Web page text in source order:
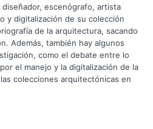
escenógrafo, artista
y digitalización de su colección
de la arquitectura, sacando
Además, también hay algunos
como el debate entre lo
el manejo y la digitalización de la
colecciones arquitectónicas en